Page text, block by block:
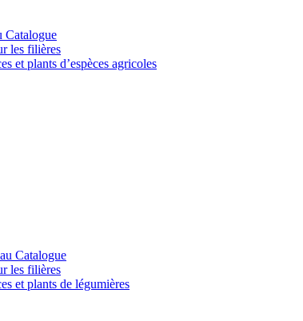
Catalogue
les filières
et plants d’espèces agricoles
Catalogue
les filières
et plants de légumières